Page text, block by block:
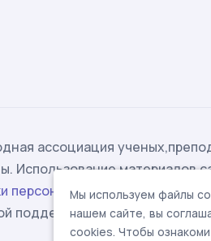
ассоциация
Использование материалов
персональных данных
поддержки -support@rae.ru
Мы используем файлы
нашем сайте, вы
cookies. Чтобы